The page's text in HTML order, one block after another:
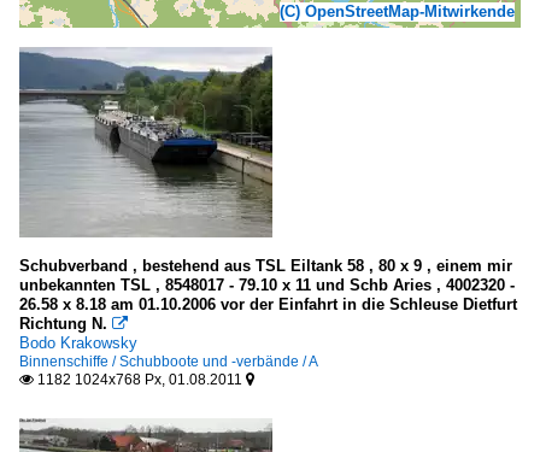
(C) OpenStreetMap-Mitwirkende
Schubverband , bestehend aus TSL Eiltank 58 , 80 x 9 , einem mir
unbekannten TSL , 8548017 - 79.10 x 11 und Schb Aries , 4002320 -
26.58 x 8.18 am 01.10.2006 vor der Einfahrt in die Schleuse Dietfurt
Richtung N. 
Bodo Krakowsky
Binnenschiffe / Schubboote und -verbände / A
 1182 1024x768 Px, 01.08.2011 